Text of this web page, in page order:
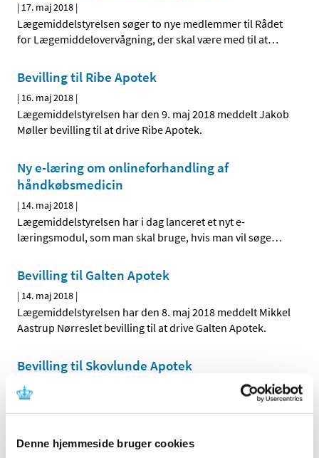
Denne hjemmeside bruger cookies
| 17. maj 2018 |
Lægemiddelstyrelsen søger to nye medlemmer til Rådet
for Lægemiddelovervågning, der skal være med til at…
Bevilling til Ribe Apotek
| 16. maj 2018 |
Lægemiddelstyrelsen har den 9. maj 2018 meddelt Jakob
Møller bevilling til at drive Ribe Apotek.
Ny e-læring om onlineforhandling af
håndkøbsmedicin
| 14. maj 2018 |
Lægemiddelstyrelsen har i dag lanceret et nyt e-
læringsmodul, som man skal bruge, hvis man vil søge…
Bevilling til Galten Apotek
| 14. maj 2018 |
Lægemiddelstyrelsen har den 8. maj 2018 meddelt Mikkel
Aastrup Nørreslet bevilling til at drive Galten Apotek.
Bevilling til Skovlunde Apotek
9. maj 2018
Lægemiddelstyrelsen har den 1. maj 2018 meddelt Jacob
Lenau bevilling til at drive Skovlunde Apotek.